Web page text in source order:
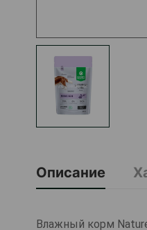
Описание
Влажный корм